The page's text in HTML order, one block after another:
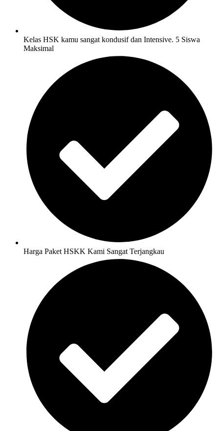
Kelas HSK kamu sangat kondusif dan Intensive. 5 Siswa
Maksimal
Harga Paket HSKK Kami Sangat Terjangkau